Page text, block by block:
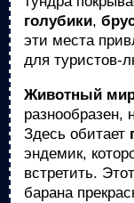
голубики,
эти места
для туристов-
Животный мир
разнообразен,
Здесь обитает
эндемик,
встретить.
барана